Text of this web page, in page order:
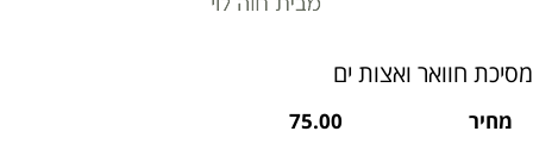
מסיכת חוואר ואצות ים
מחיר
75.00